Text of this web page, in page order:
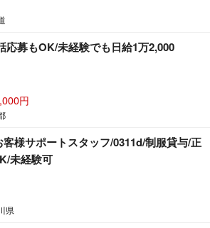
応募もOK/未経験でも日給1万2,000
円
様サポートスタッフ/0311d/制服貸与/正
未経験可
県